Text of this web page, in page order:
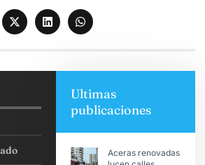
Ultimas
publicaciones
Aceras renovadas